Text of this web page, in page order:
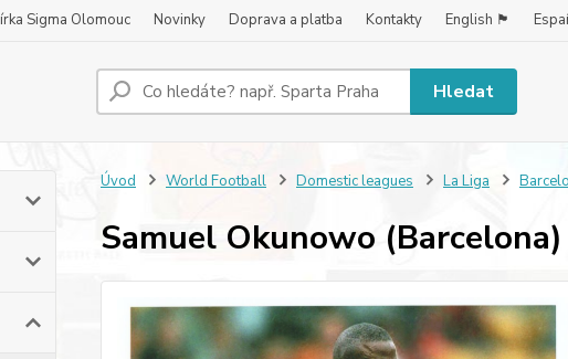
Sigma Olomouc Novinky Doprava a platba Kontakty English 🏴󠁧󠁢󠁥󠁮󠁧󠁿
Hledat
Úvod World Football Domestic leagues La Liga
Samuel Okunowo (Barcelona)